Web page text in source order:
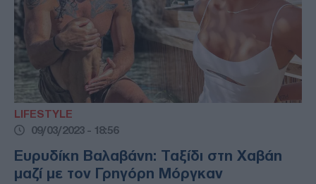
LIFESTYLE
09/03/2023 - 18:56
Ευρυδίκη Βαλαβάνη: Ταξίδι στη Χαβάη
μαζί με τον Γρηγόρη Μόργκαν